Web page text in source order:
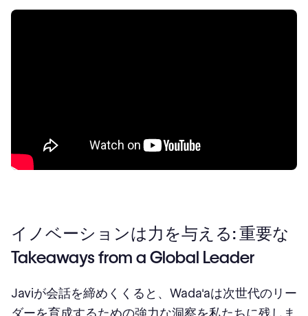
イノベーションは力を与える: 重要な
Takeaways from a Global Leader
Javiが会話を締めくくると、Wada'aは次世代のリー
ダーを育成するための強力な洞察を私たちに残しま